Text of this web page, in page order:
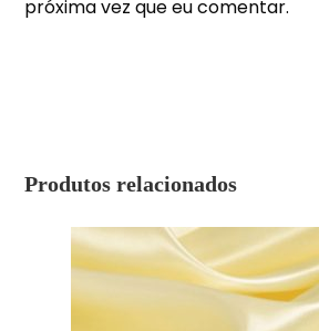
próxima vez que eu comentar.
Produtos relacionados